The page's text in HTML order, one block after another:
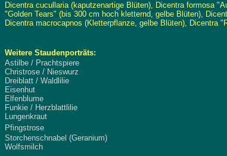
Dicentra cucullaria (kaputzenartige Blüten), Dicentra formosa
"Golden Tears" (bis 300 cm hoch kletternd, gelbe Blüten),
Dicentra macrocapnos (Kletterpflanze, gelbe Blüten), Dicentra
Weitere Staudenporträts:
Astilbe / Prachtspiere
Christrose / Nieswurz
Dreiblatt / Waldlilie
Eisenhut
Elfenblume
Funkie / Herzblattlilie
Lungenkraut
Pfingstrose
Storchenschnabel (Geranium)
Wolfsmilch